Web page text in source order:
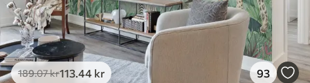
Peel and Stick
666.67400.00kr/m²
189.07kr113 .44 kr 93